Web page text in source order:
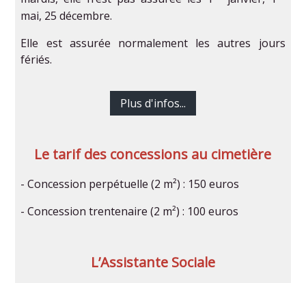
mai, 25 décembre.
Elle est assurée normalement les autres jours
fériés.
Plus d'infos...
Le tarif des concessions au cimetière
- Concession perpétuelle (2 m²) : 150 euros
- Concession trentenaire (2 m²) : 100 euros
L’Assistante Sociale